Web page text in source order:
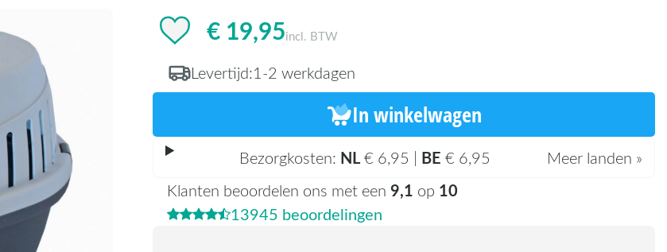
€ 19,95incl. BTW
Levertijd:1-2 werkdagen
In winkelwagen
Bezorgkosten: NL€ 6,95 | BE € 6,95
Meer landen »
Klanten beoordelen ons met een 9,1 op 10
13945 beoordelingen